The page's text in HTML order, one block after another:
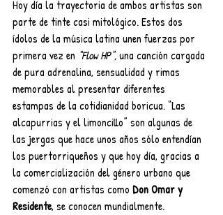
Hoy día la trayectoria de ambos artistas son
parte de tinte casi mitológico. Estos dos
ídolos de la música latina unen fuerzas por
primera vez en “Flow HP”, una canción cargada
de pura adrenalina, sensualidad y rimas
memorables al presentar diferentes
estampas de la cotidianidad boricua. “Las
alcapurrias y el limoncillo” son algunas de
las jergas que hace unos años sólo entendían
los puertorriqueños y que hoy día, gracias a
la comercialización del género urbano que
comenzó con artistas como Don Omar y
Residente, se conocen mundialmente.